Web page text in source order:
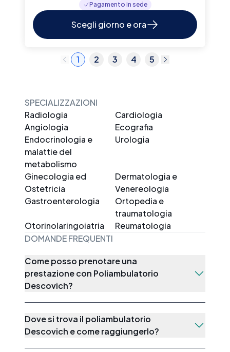
Pagamento in sede
Scegli giorno e ora
1 2 3 4 5
SPECIALIZZAZIONI
Radiologia
Cardiologia
Angiologia
Ecografia
Endocrinologia e
malattie del
metabolismo
Urologia
Ginecologia ed
Ostetricia
Dermatologia e
Venereologia
Gastroenterologia
Ortopedia e
traumatologia
Otorinolaringoiatria
Reumatologia
DOMANDE FREQUENTI
Come posso prenotare una
prestazione con Poliambulatorio
Descovich?
Dove si trova il poliambulatorio
Descovich e come raggiungerlo?